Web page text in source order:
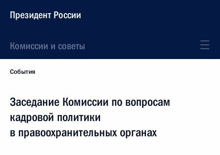
Президент России
Комиссии и советы
События
Заседание Комиссии по вопросам
кадровой политики
в правоохранительных органах